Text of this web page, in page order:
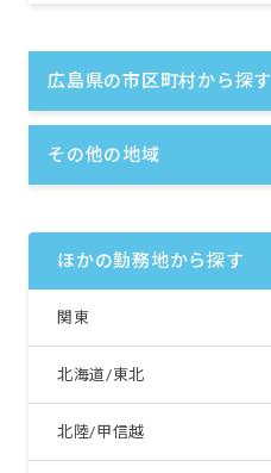
広島県の市区町村から探す
その他の地域
ほかの勤務地から探す
関東
北海道/東北
北陸/甲信越